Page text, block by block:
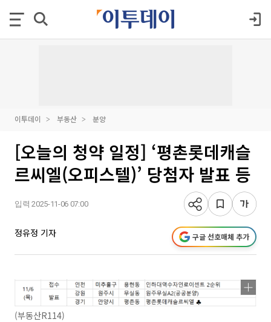
이투데이 부동산 분양
[오늘의 청약 일정] ‘평촌롯데캐슬
르씨엘(오피스텔)’ 당첨자 발표 등
입력 2025-11-06 07:00
정유정 기자 구글 선호매체 추가
(부동산R114)